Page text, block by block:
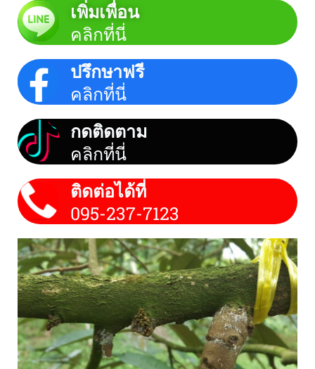
เพิ่มเพื่อน
คลิกที่นี่
ปรึกษาฟรี
คลิกที่นี่
กดติดตาม
คลิกที่นี่
ติดต่อได้ที่
095-237-7123